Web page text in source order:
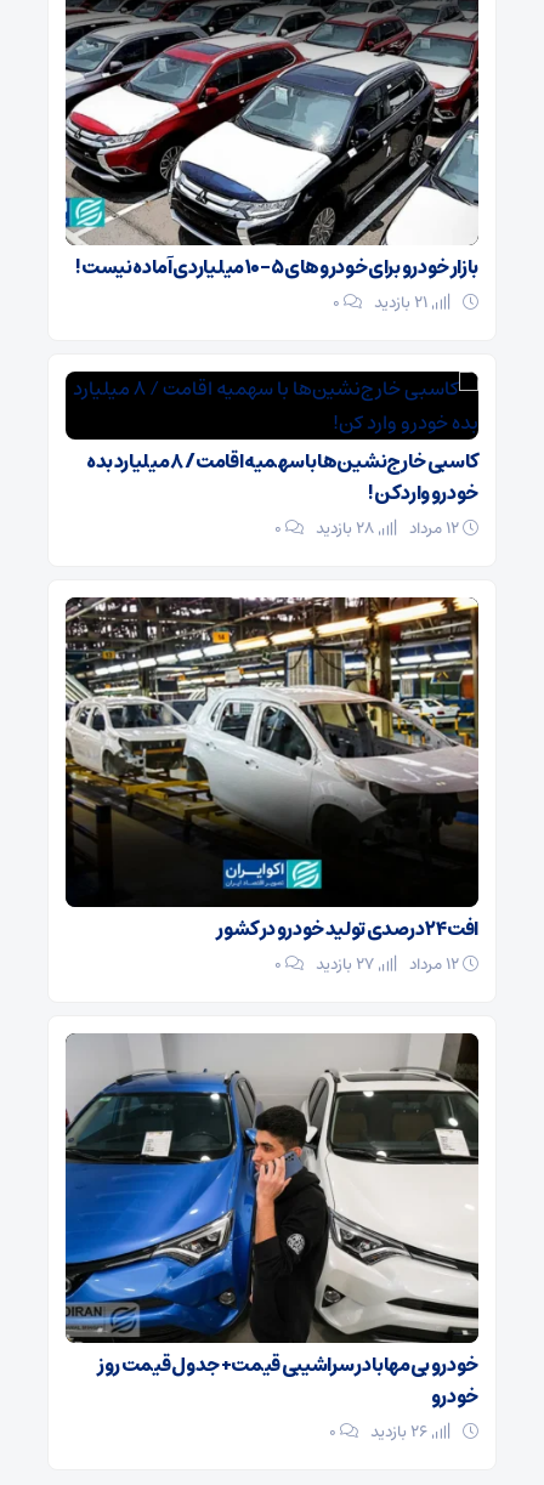
بازار خودرو برای خودروهای ۵-۱۰ میلیاردی آماده نیست!
۰
کاسبی خارج‌نشین‌ها با سهمیه اقامت / ۸ میلیارد بده
خودرو وارد کن!
۰
افت ۲۴ درصدی تولید خودرو در کشور
۰
خودرو بی‌مهابا در سراشیبی قیمت+ جدول قیمت روز
خودرو
۰